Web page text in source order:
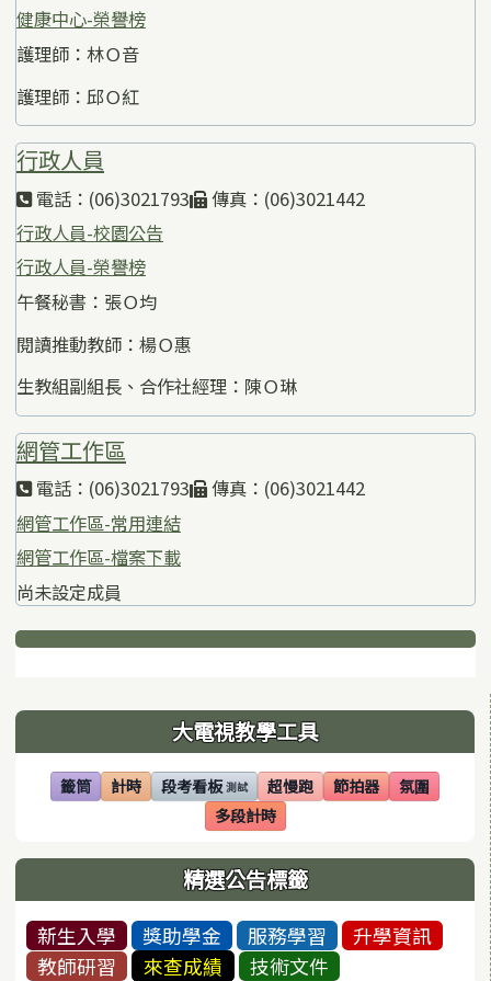
健康中心-榮譽榜
護理師：林Ｏ音
護理師：邱Ｏ紅
行政人員
電話：(06)3021793
傳真：(06)3021442
行政人員-校園公告
行政人員-榮譽榜
午餐秘書：張Ｏ均
閱讀推動教師：楊Ｏ惠
生教組副組長、合作社經理：陳Ｏ琳
網管工作區
電話：(06)3021793
傳真：(06)3021442
網管工作區-常用連結
網管工作區-檔案下載
尚未設定成員
下中區域內容
左邊區域內容 大電視教學工具
籤筒
(另開視窗)
計時
(另開視窗)段考看板 測試
(另開視窗) 超慢跑
(另開視窗)節拍器
(另開視窗)氛圍
(另開視窗)
多段計時
(另開視窗)
精選公告標籤
新生入學 獎助學金 服務學習
升學資訊
教師研習
來查成績 技術文件